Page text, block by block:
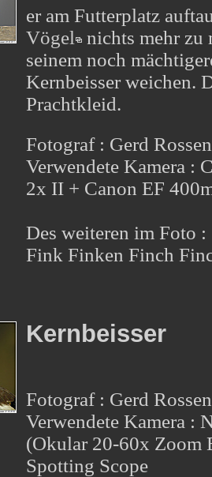
er am Futterplatz
Vögel
nichts mehr zu
seinem noch
Kernbeisser weichen.
Prachtkleid.
Fotograf : Gerd Rossen
Verwendete Kamera :
2x II + Canon EF
Des weiteren im Foto :
Fink Finken Finch
Kernbeisser
Fotograf : Gerd Rossen
Verwendete Kamera :
(Okular 20-60x Zoom
Spotting Scope